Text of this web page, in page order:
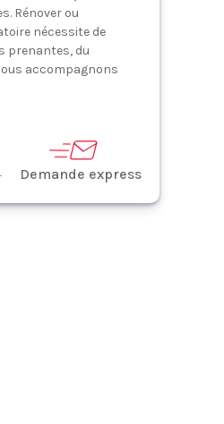
Rénover ou
nécessite de
prenantes, du
accompagnons
Demande express